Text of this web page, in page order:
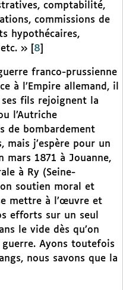
comptabilité,
commissions de
hypothécaires,
»
8
franco-prussienne
à l’Empire allemand, il
fils rejoignent la
l’Autriche
de bombardement
mais j’espère pour un
1871 à Jouanne,
à Ry (Seine-
soutien moral et
mettre à l’œuvre et
efforts sur un seul
le vide dès qu’on
guerre. Ayons toutefois
nous savons que la